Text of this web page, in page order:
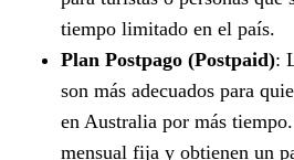
tiempo limitado en el país.
Plan Postpago (Postpaid):
son más adecuados para
en Australia por más
mensual fija y obtienen un